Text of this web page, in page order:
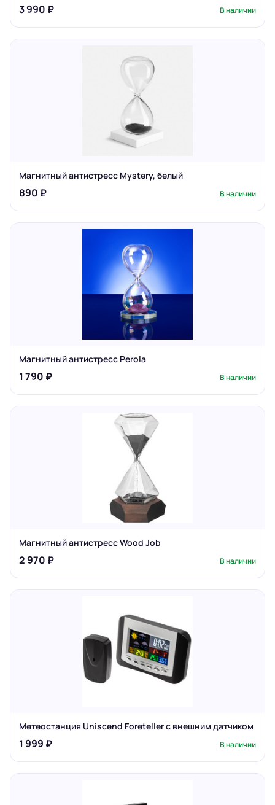
3 990 ₽ В наличии
Магнитный антистресс Mystery, белый
890 ₽ В наличии
Магнитный антистресс Perola
1 790 ₽ В наличии
Магнитный антистресс Wood Job
2 970 ₽ В наличии
Метеостанция Uniscend Foreteller с внешним датчиком
1 999 ₽ В наличии